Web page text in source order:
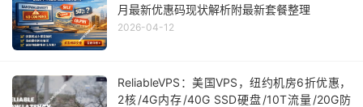
月最新优惠码现状解析附最新套餐整理
2026-04-12
ReliableVPS：美国VPS，纽约机房6折优惠，
2核/4G内存/40G SSD硬盘/10T流量/20G防